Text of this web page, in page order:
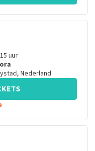
uur
, Nederland